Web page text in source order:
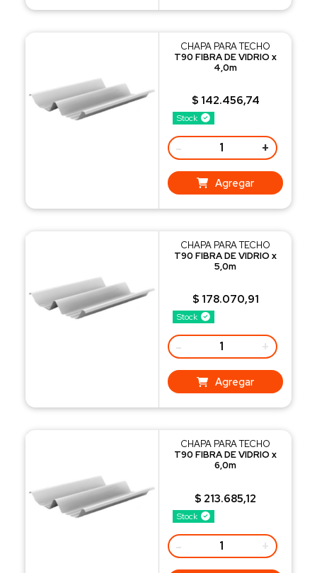
Stock
CHAPA PARA TECHO
T90 FIBRA DE VIDRIO x
4,0m
$ 142.456,74
- +
Agregar
Stock
CHAPA PARA TECHO
T90 FIBRA DE VIDRIO x
5,0m
$ 178.070,91
- +
Agregar
Stock
CHAPA PARA TECHO
T90 FIBRA DE VIDRIO x
6,0m
$ 213.685,12
- +